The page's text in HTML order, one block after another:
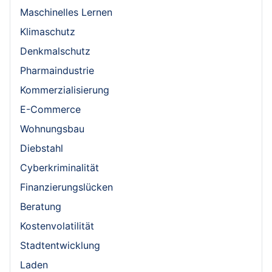
Maschinelles Lernen
Klimaschutz
Denkmalschutz
Pharmaindustrie
Kommerzialisierung
E-Commerce
Wohnungsbau
Diebstahl
Cyberkriminalität
Finanzierungslücken
Beratung
Kostenvolatilität
Stadtentwicklung
Laden